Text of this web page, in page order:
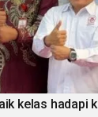
kelas hadapi